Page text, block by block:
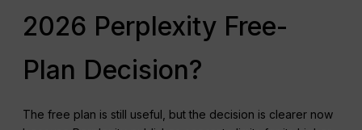
2026 Perplexity Free-
Plan Decision?
The free plan is still useful, but the decision is clearer now